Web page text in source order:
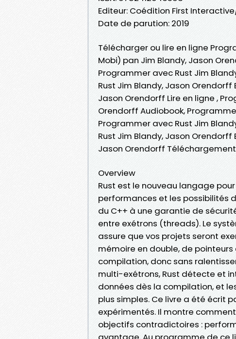
Editeur: Coédition First
Date de parution: 2019
Télécharger ou lire en ligne
Mobi) pan Jim Blandy, Jason
Programmer avec Rust Jim
Rust Jim Blandy, Jason
Jason Orendorff Lire en ligne ,
Orendorff Audiobook,
Programmer avec Rust Jim
Rust Jim Blandy, Jason Orendorff
Jason Orendorff
Overview
Rust est le nouveau langage
performances et les possibilités
du C++ à une garantie de
entre exétrons (threads). Le
assure que vos projets seront
mémoire en double, de
compilation, donc sans
multi-exétrons, Rust détecte et
données dès la compilation, et
plus simples. Ce livre a été écrit
expérimentés. Il montre
objectifs contradictoires :